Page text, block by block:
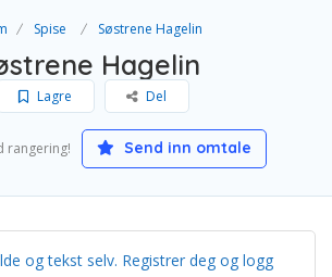
Spise Søstrene Hagelin
Hagelin
Lagre Del
rangering! Send inn omtale
og tekst selv. Registrer deg og logg